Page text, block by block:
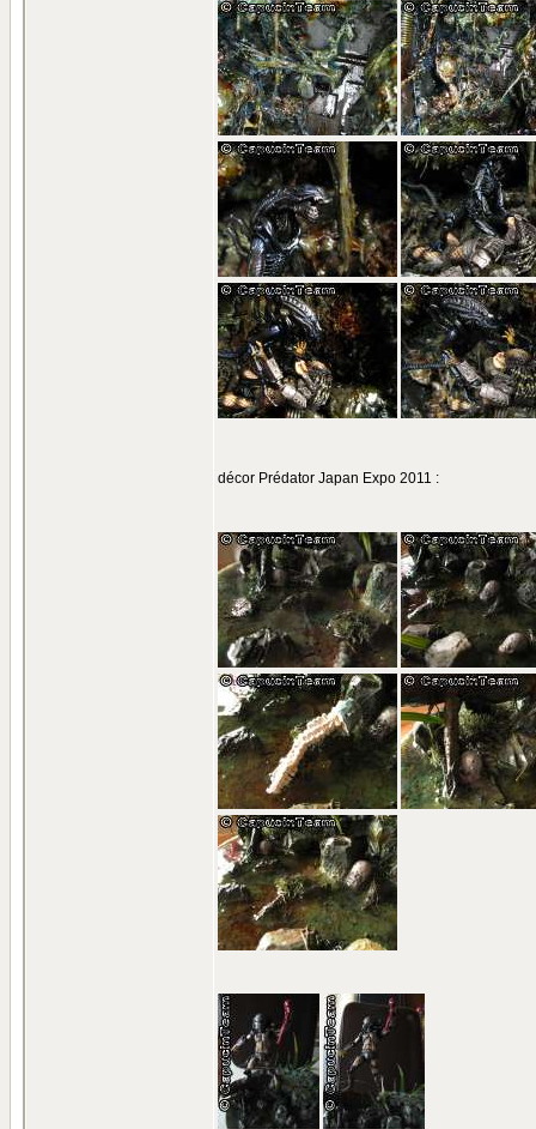
décor Prédator Japan Expo 2011 :